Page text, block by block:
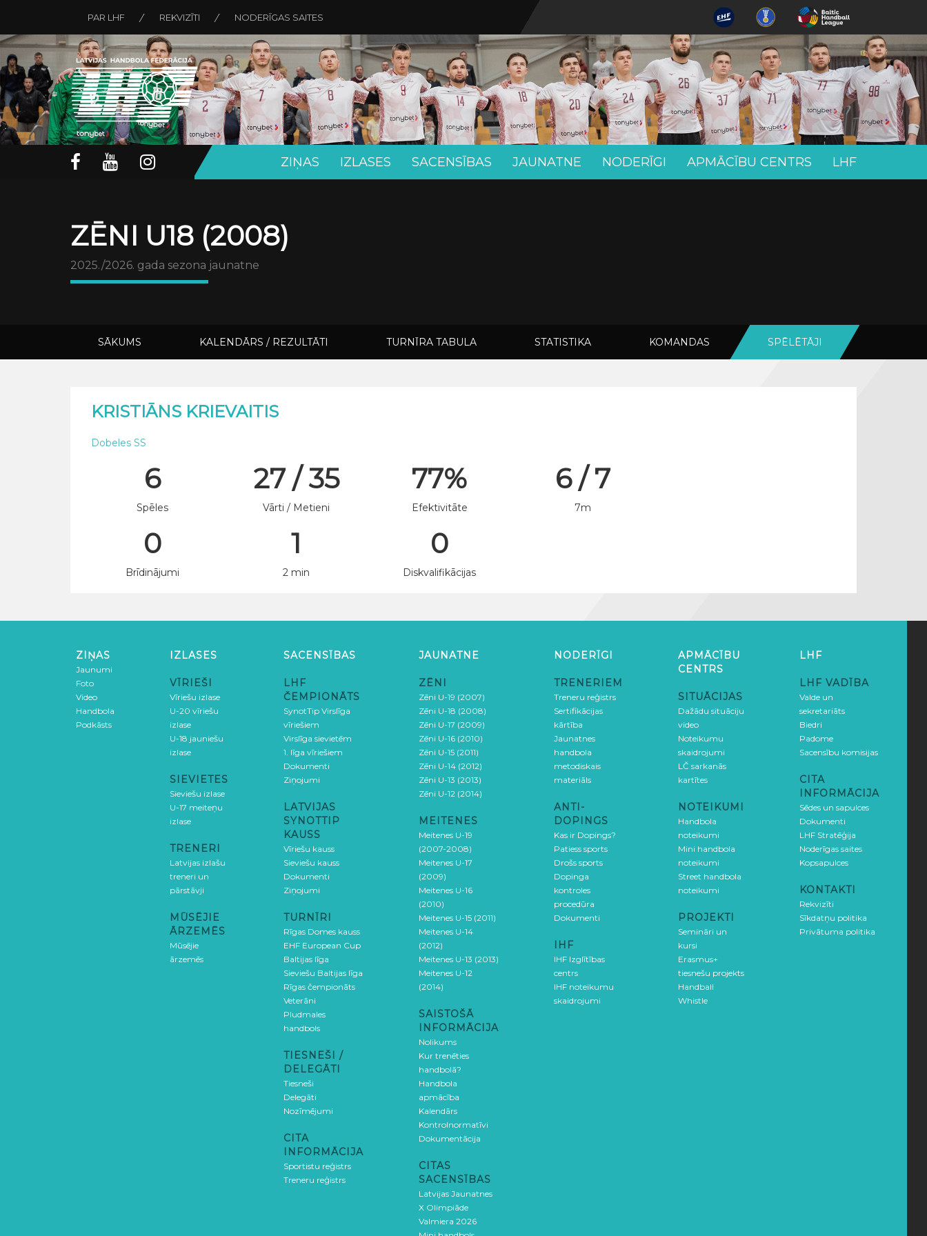
PAR LHF REKVIZĪTI NODERĪGAS SAITES
ZIŅAS IZLASES SACENSĪBAS JAUNATNE NODERĪGI APMĀCĪBU CENTRS LHF
ZĒNI U18 (2008)
2025./2026. gada sezona jaunatne
SĀKUMS KALENDĀRS / REZULTĀTI TURNĪRA TABULA STATISTIKA KOMANDAS SPĒLĒTĀJI
KRISTIĀNS KRIEVAITIS
Dobeles SS
6
Spēles
27 / 35
Vārti / Metieni
77%
Efektivitāte
6 / 7
7m
0
Brīdinājumi
1
2 min
0
Diskvalifikācijas
ZIŅAS
Jaunumi
Foto
Video
Handbola
Podkāsts
IZLASES
VĪRIEŠI
Vīriešu izlase
U-20 vīriešu
izlase
U-18 jauniešu
izlase
SIEVIETES
Sieviešu izlase
U-17 meiteņu
izlase
TRENERI
Latvijas izlašu
treneri un
pārstāvji
MŪSĒJIE
ĀRZEMĒS
Mūsējie
ārzemēs
SACENSĪBAS
LHF
ČEMPIONĀTS
SynotTip Virslīga
vīriešiem
Virslīga sievietēm
1. līga vīriešiem
Dokumenti
Ziņojumi
LATVIJAS
SYNOTTIP
KAUSS
Vīriešu kauss
Sieviešu kauss
Dokumenti
Ziņojumi
TURNĪRI
Rīgas Domes kauss
EHF European Cup
Baltijas līga
Sieviešu Baltijas līga
Rīgas čempionāts
Veterāni
Pludmales
handbols
TIESNEŠI /
DELEGĀTI
Tiesneši
Delegāti
Nozīmējumi
CITA
INFORMĀCIJA
Sportistu reģistrs
Treneru reģistrs
JAUNATNE
ZĒNI
Zēni U-19 (2007)
Zēni U-18 (2008)
Zēni U-17 (2009)
Zēni U-16 (2010)
Zēni U-15 (2011)
Zēni U-14 (2012)
Zēni U-13 (2013)
Zēni U-12 (2014)
MEITENES
Meitenes U-19
(2007-2008)
Meitenes U-17
(2009)
Meitenes U-16
(2010)
Meitenes U-15 (2011)
Meitenes U-14
(2012)
Meitenes U-13 (2013)
Meitenes U-12
(2014)
SAISTOŠĀ
INFORMĀCIJA
Nolikums
Kur trenēties
handbolā?
Handbola
apmācība
Kalendārs
Kontrolnormatīvi
Dokumentācija
CITAS
SACENSĪBAS
Latvijas Jaunatnes
X Olimpiāde
Valmiera 2026
NODERĪGI
TRENERIEM
Treneru reģistrs
Sertifikācijas
kārtība
Jaunatnes
handbola
metodiskais
materiāls
ANTI-
DOPINGS
Kas ir Dopings?
Patiess sports
Drošs sports
Dopinga
kontroles
procedūra
Dokumenti
IHF
IHF Izglītības
centrs
IHF noteikumu
skaidrojumi
APMĀCĪBU
CENTRS
SITUĀCIJAS
Dažādu situāciju
video
Noteikumu
skaidrojumi
LČ sarkanās
kartītes
NOTEIKUMI
Handbola
noteikumi
Mini handbola
noteikumi
Street handbola
noteikumi
PROJEKTI
Semināri un
kursi
Erasmus+
tiesnešu projekts
Handball
Whistle
LHF
LHF VADĪBA
Valde un
sekretariāts
Biedri
Padome
Sacensību komisijas
CITA
INFORMĀCIJA
Sēdes un sapulces
Dokumenti
LHF Stratēģija
Noderīgas saites
Kopsapulces
KONTAKTI
Rekvizīti
Sīkdatņu politika
Privātuma politika